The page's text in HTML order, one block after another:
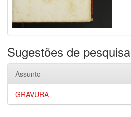
Sugestões de pesquisa
Assunto
GRAVURA